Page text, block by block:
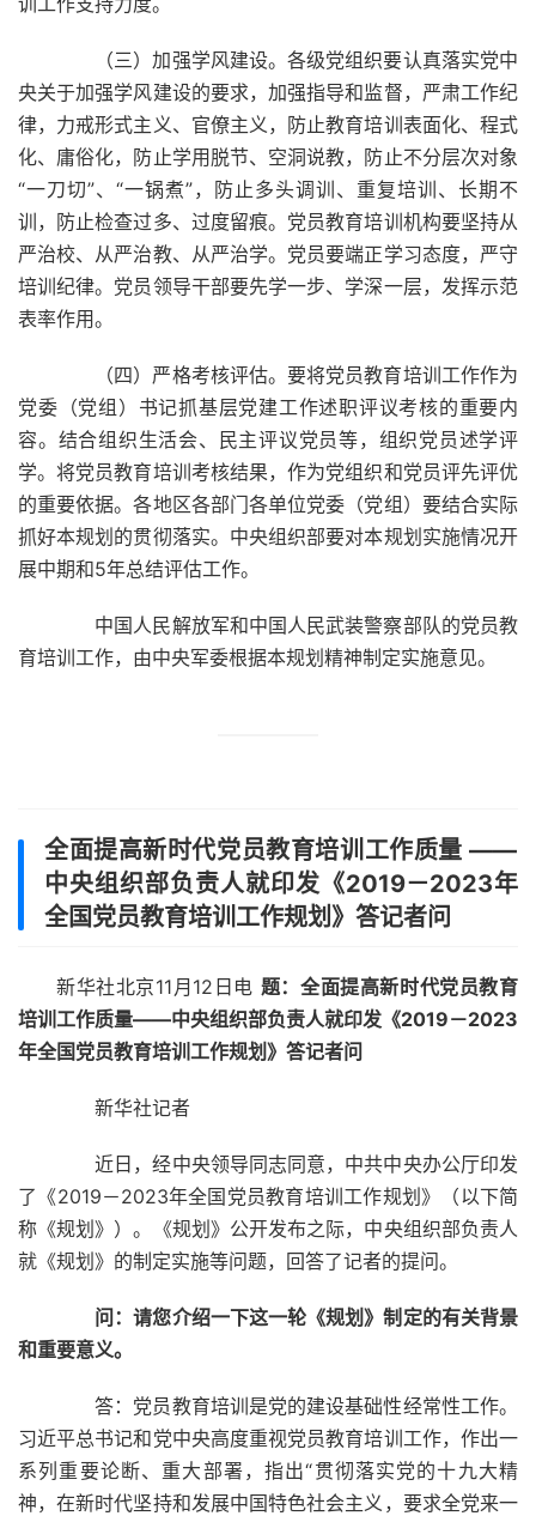
（三）加强学风建设。各级党组织要认真落实党中
央关于加强学风建设的要求，加强指导和监督，严肃工作纪
律，力戒形式主义、官僚主义，防止教育培训表面化、程式
化、庸俗化，防止学用脱节、空洞说教，防止不分层次对象
“一刀切”、“一锅煮”，防止多头调训、重复培训、长期不
训，防止检查过多、过度留痕。党员教育培训机构要坚持从
严治校、从严治教、从严治学。党员要端正学习态度，严守
培训纪律。党员领导干部要先学一步、学深一层，发挥示范
表率作用。
（四）严格考核评估。要将党员教育培训工作作为
党委（党组）书记抓基层党建工作述职评议考核的重要内
容。结合组织生活会、民主评议党员等，组织党员述学评
学。将党员教育培训考核结果，作为党组织和党员评先评优
的重要依据。各地区各部门各单位党委（党组）要结合实际
抓好本规划的贯彻落实。中央组织部要对本规划实施情况开
展中期和5年总结评估工作。
中国人民解放军和中国人民武装警察部队的党员教
育培训工作，由中央军委根据本规划精神制定实施意见。
全面提高新时代党员教育培训工作质量 ——
中央组织部负责人就印发《2019－2023年
全国党员教育培训工作规划》答记者问
新华社北京11月12日电 题：全面提高新时代党员教育
培训工作质量——中央组织部负责人就印发《2019－2023
年全国党员教育培训工作规划》答记者问
新华社记者
近日，经中央领导同志同意，中共中央办公厅印发
了《2019－2023年全国党员教育培训工作规划》（以下简
称《规划》）。《规划》公开发布之际，中央组织部负责人
就《规划》的制定实施等问题，回答了记者的提问。
问：请您介绍一下这一轮《规划》制定的有关背景
和重要意义。
答：党员教育培训是党的建设基础性经常性工作。
习近平总书记和党中央高度重视党员教育培训工作，作出一
系列重要论断、重大部署，指出“贯彻落实党的十九大精
神，在新时代坚持和发展中国特色社会主义，要求全党来一